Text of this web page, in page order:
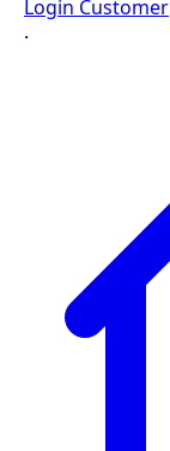
Login Customer
·